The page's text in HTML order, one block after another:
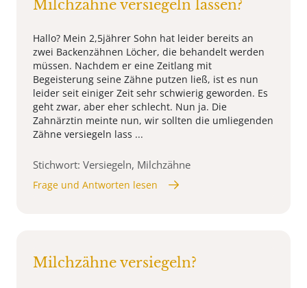
Milchzähne versiegeln lassen?
Hallo? Mein 2,5jährer Sohn hat leider bereits an
zwei Backenzähnen Löcher, die behandelt werden
müssen. Nachdem er eine Zeitlang mit
Begeisterung seine Zähne putzen ließ, ist es nun
leider seit einiger Zeit sehr schwierig geworden. Es
geht zwar, aber eher schlecht. Nun ja. Die
Zahnärztin meinte nun, wir sollten die umliegenden
Zähne versiegeln lass ...
Stichwort: Versiegeln, Milchzähne
Frage und Antworten lesen
Milchzähne versiegeln?